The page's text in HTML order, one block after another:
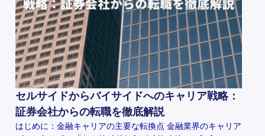
セルサイドからバイサイドへのキャリア戦略：
証券会社からの転職を徹底解説
はじめに：金融キャリアの主要な転換点 金融業界のキャリア